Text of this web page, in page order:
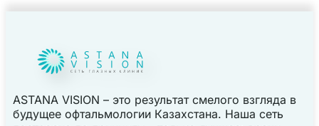
ASTANA VISION – это результат смелого взгляда в
будущее офтальмологии Казахстана. Наша сеть